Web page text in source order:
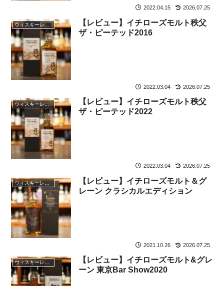
2022.04.15 2026.07.25
ウィスキーレビュー
【レビュー】イチローズモルト秩父
ザ・ピーテッド2016
2022.03.04 2026.07.25
ウィスキーレビュー
【レビュー】イチローズモルト秩父
ザ・ピーテッド2022
2022.03.04 2026.07.25
【レビュー】イチローズモルト＆グ
レーン クラシカルエディション
2021.10.26 2026.07.25
ウィスキーレビュー
【レビュー】イチローズモルト&グレ
ーン 東京Bar Show2020